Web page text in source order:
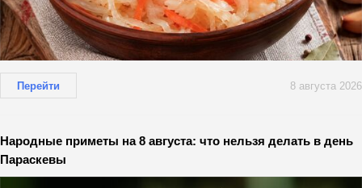
Перейти 8 августа 2026
Народные приметы на 8 августа: что нельзя делать в день
Параскевы